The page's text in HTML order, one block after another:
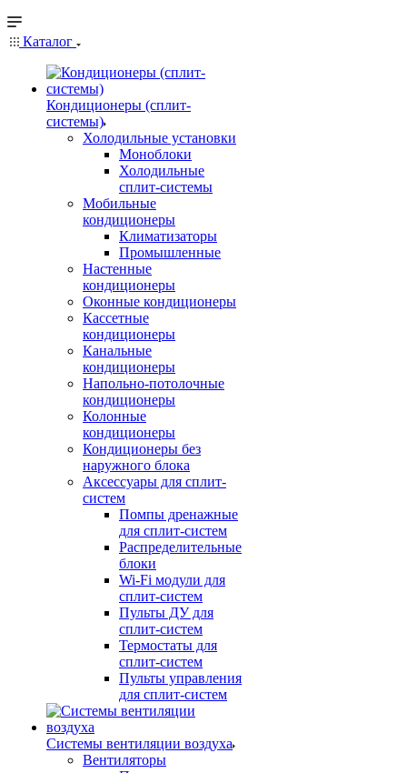
Каталог
Кондиционеры (сплит-
системы)
Холодильные установки
Моноблоки
Холодильные
сплит-системы
Мобильные
кондиционеры
Климатизаторы
Промышленные
Настенные
кондиционеры
Оконные кондиционеры
Кассетные
кондиционеры
Канальные
кондиционеры
Напольно-потолочные
кондиционеры
Колонные
кондиционеры
Кондиционеры без
наружного блока
Аксессуары для сплит-
систем
Помпы дренажные
для сплит-систем
Распределительные
блоки
Wi-Fi модули для
сплит-систем
Пульты ДУ для
сплит-систем
Термостаты для
сплит-систем
Пульты управления
для сплит-систем
Системы вентиляции воздуха
Вентиляторы